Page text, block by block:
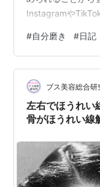
Instagramや
ャレンジしてい
💡⠜ 〝自分磨き〟
く伝えると、ダイ
て、自己肯定感や
も自分磨き…
#自分磨き #日記
ブス美容総合研
左右でほうれい
骨がほうれい線